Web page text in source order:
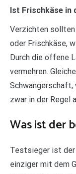
Ist Frischkäse in
Verzichten
oder Frischkäse,
Durch die offene
vermehren.
Schwangerschaft,
zwar in der Regel
Was ist der
Testsieger ist der
einziger mit dem